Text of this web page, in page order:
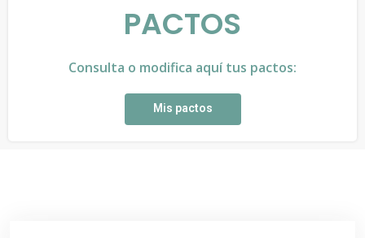
PACTOS
Consulta o modifica aquí tus pactos:
Mis pactos